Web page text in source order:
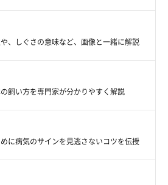
、しぐさの意味など、画像と一緒に解説
飼い方を専門家が分かりやすく解説
に病気のサインを見逃さないコツを伝授